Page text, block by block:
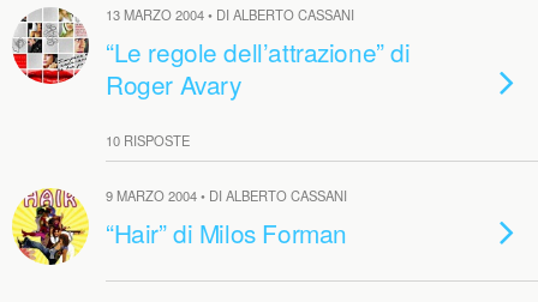
13 MARZO 2004 • DI ALBERTO CASSANI
“Le regole dell’attrazione” di
Roger Avary
10 RISPOSTE
9 MARZO 2004 • DI ALBERTO CASSANI
“Hair” di Milos Forman